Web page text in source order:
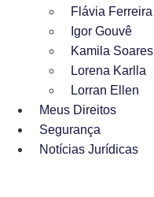
Flávia Ferreira
Igor Gouvê
Kamila Soares
Lorena Karlla
Lorran Ellen
Meus Direitos
Segurança
Notícias Jurídicas